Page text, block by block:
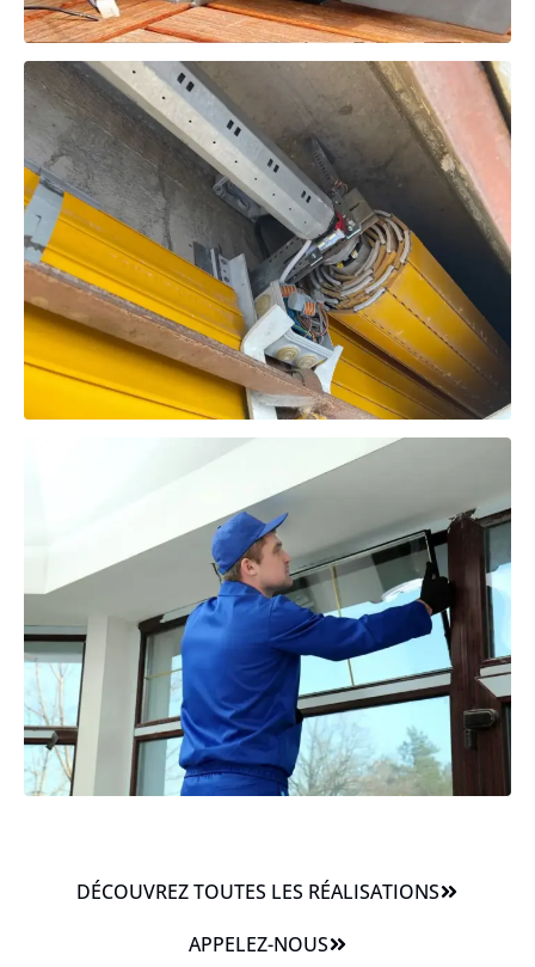
DÉCOUVREZ TOUTES LES RÉALISATIONS
APPELEZ-NOUS